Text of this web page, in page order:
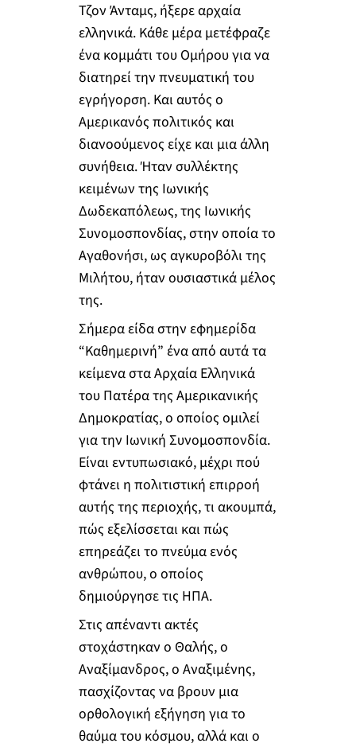
Τζον Άνταμς, ήξερε αρχαία
ελληνικά. Κάθε μέρα μετέφραζε
ένα κομμάτι του Ομήρου για να
διατηρεί την πνευματική του
εγρήγορση. Και αυτός ο
Αμερικανός πολιτικός και
διανοούμενος είχε και μια άλλη
συνήθεια. Ήταν συλλέκτης
κειμένων της Ιωνικής
Δωδεκαπόλεως, της Ιωνικής
Συνομοσπονδίας, στην οποία το
Αγαθονήσι, ως αγκυροβόλι της
Μιλήτου, ήταν ουσιαστικά μέλος
της.
Σήμερα είδα στην εφημερίδα
“Καθημερινή” ένα από αυτά τα
κείμενα στα Αρχαία Ελληνικά
του Πατέρα της Αμερικανικής
Δημοκρατίας, ο οποίος ομιλεί
για την Ιωνική Συνομοσπονδία.
Είναι εντυπωσιακό, μέχρι πού
φτάνει η πολιτιστική επιρροή
αυτής της περιοχής, τι ακουμπά,
πώς εξελίσσεται και πώς
επηρεάζει το πνεύμα ενός
ανθρώπου, ο οποίος
δημιούργησε τις ΗΠΑ.
Στις απέναντι ακτές
στοχάστηκαν ο Θαλής, ο
Αναξίμανδρος, ο Αναξιμένης,
πασχίζοντας να βρουν μια
ορθολογική εξήγηση για το
θαύμα του κόσμου, αλλά και ο